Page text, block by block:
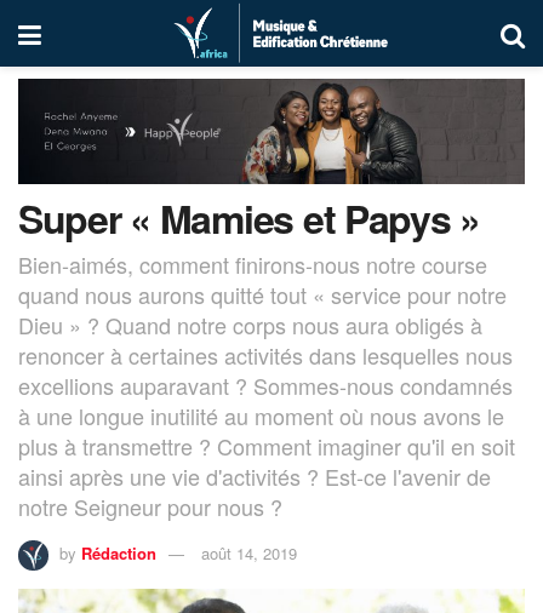
Super « Mamies et Papys »
Bien-aimés, comment finirons-nous notre course
quand nous aurons quitté tout « service pour notre
Dieu » ? Quand notre corps nous aura obligés à
renoncer à certaines activités dans lesquelles nous
excellions auparavant ? Sommes-nous condamnés
à une longue inutilité au moment où nous avons le
plus à transmettre ? Comment imaginer qu'il en soit
ainsi après une vie d'activités ? Est-ce l'avenir de
notre Seigneur pour nous ?
by Rédaction août 14, 2019